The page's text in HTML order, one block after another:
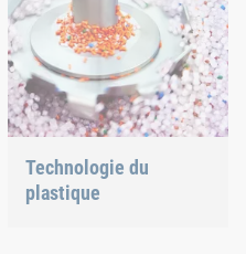
Technologie du
plastique